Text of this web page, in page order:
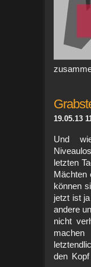
19.05.13
Und
letzten
Mächten
können
jetzt ist
andere
nicht
den